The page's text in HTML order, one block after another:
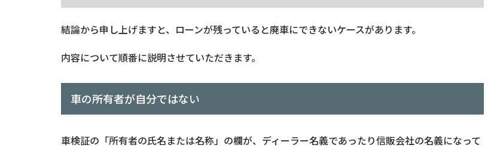
結論から申し上げますと、ローンが残っていると廃車にできないケースがあります。
内容について順番に説明させていただきます。
車の所有者が自分ではない
車検証の「所有者の氏名または名称」の欄が、ディーラー名義であったり信販会社の名義になって